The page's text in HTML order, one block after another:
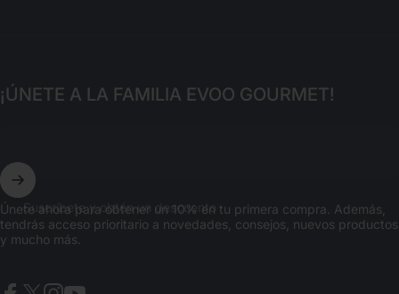
¡ÚNETE A LA FAMILIA EVOO GOURMET!
Suscríbete y obtén un descuento
Únete ahora para obtener un 10% en tu primera compra. Además,
tendrás acceso prioritario a novedades, consejos, nuevos productos
y mucho más.